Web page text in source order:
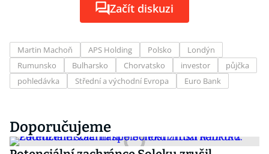
Začít diskuzi
Martin Machoň APS Holding Polsko
Londýn
Rumunsko
Bulharsko Chorvatsko investor
půjčka
pohledávka
Střední a východní Evropa Euro Bank
Doporučujeme